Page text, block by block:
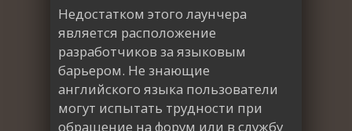
Недостатком этого лаунчера
является расположение
разработчиков за языковым
барьером. Не знающие
английского языка пользователи
могут испытать трудности при
обращение на форум или в службу